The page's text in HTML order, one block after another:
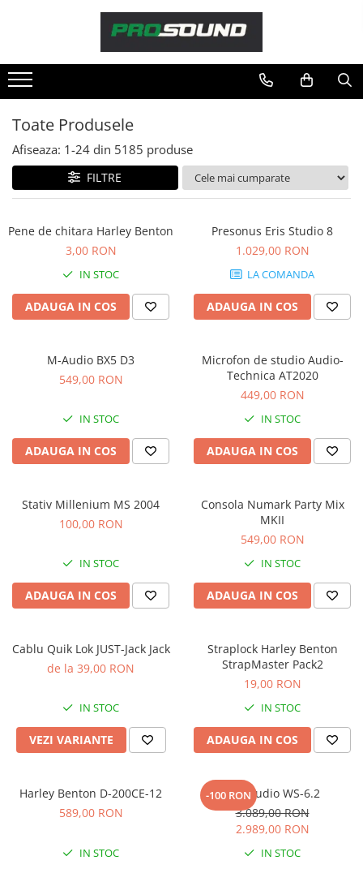
Sonorizare / PA
Adaptoare phantom
Adresare publica 100V
Amplificatoare Audio
Boxe Audio
Mixere audio
Monitorizare In-Ear
Pickup-uri, platane & accesorii
Playere si Recordere
Procesoare si efecte
Stabilizatoare de tensiune UPS si
Power Conditioner
Microfoane
Accesorii de microfoane
Microfoane de broadcast
Microfoane de instrumente
Microfoane de studio
Microfoane de Suprafata
Microfoane lavaliera si headset
Microfoane podcast, USB, iOS /
Microfoane pt Camere Video
Microfoane pt instalatii si
conferinta
Microfoane stereo
Microfoane Suspendabile
Stative de microfon
Toate Produsele
Afiseaza: 1-24 din 5185 produse
FILTRE
Pene de chitara Harley Benton
3,00 RON
IN STOC
ADAUGA IN COS
Presonus Eris Studio 8
1.029,00 RON
LA COMANDA
ADAUGA IN COS
M-Audio BX5 D3
549,00 RON
IN STOC
ADAUGA IN COS
Microfon de studio Audio-
Technica AT2020
449,00 RON
IN STOC
ADAUGA IN COS
Stativ Millenium MS 2004
100,00 RON
IN STOC
ADAUGA IN COS
Consola Numark Party Mix
MKII
549,00 RON
IN STOC
ADAUGA IN COS
Cablu Quik Lok JUST-Jack Jack
de la 39,00 RON
IN STOC
VEZI VARIANTE
Straplock Harley Benton
StrapMaster Pack2
19,00 RON
IN STOC
ADAUGA IN COS
Harley Benton D-200CE-12
589,00 RON
IN STOC
-100 RON
Kali Audio WS-6.2
3.089,00 RON
2.989,00 RON
IN STOC